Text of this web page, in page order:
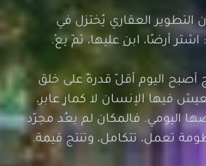
العقاري يُختزل في
أرضًا، ابنِ عليها، ثمّ بِعْ.
اليوم أقلّ قدرةً على خلق
فيها الإنسان لا كمارٍ عابر،
فالمكان لم يعُد مجرّد
تعمل، تتكامل، وتنتج قيمة.